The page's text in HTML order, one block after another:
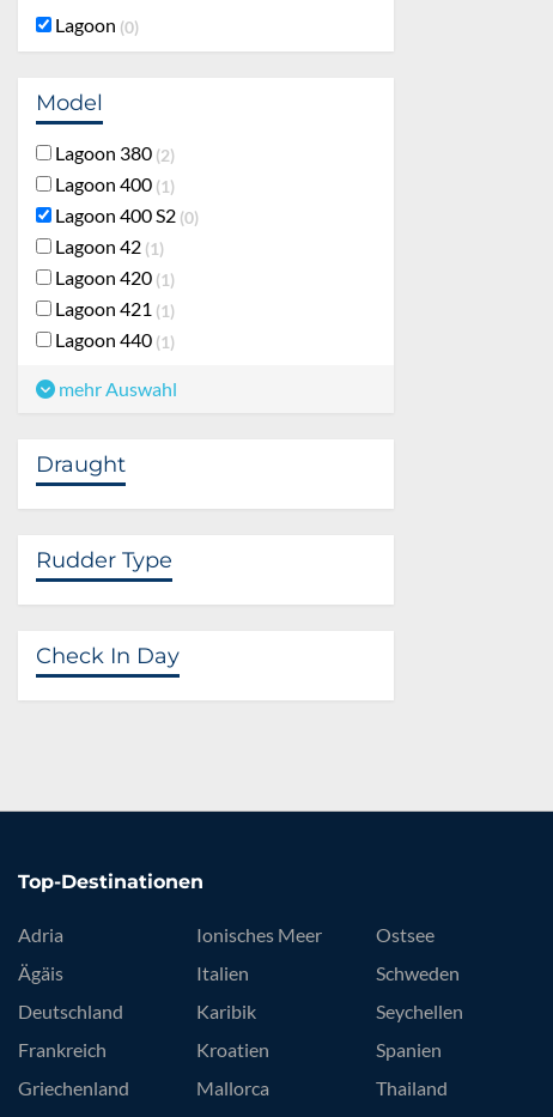
Lagoon 0
Model
Lagoon 380 2
Lagoon 400 1
Lagoon 400 S2 0
Lagoon 42 1
Lagoon 420 1
Lagoon 421 1
Lagoon 440 1
mehr Auswahl
Draught
Rudder Type
Check In Day
Top-Destinationen
Adria
Ägäis
Deutschland
Frankreich
Griechenland
Ionisches Meer
Italien
Karibik
Kroatien
Mallorca
Ostsee
Schweden
Seychellen
Spanien
Thailand